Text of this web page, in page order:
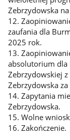
Zebrzydowska
12.
zaufania dla
2025 rok.
13.
absolutorium dla
Zebrzydowskiej
Zebrzydowska
14. Zapytania
Zebrzydowska.
15. Wolne
16. Zakończenie.